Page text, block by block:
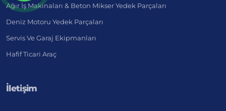
Ağır İş Makinaları & Beton Mikser Yedek Parçaları
Deniz Motoru Yedek Parçaları
Servis Ve Garaj Ekipmanları
Hafif Ticari Araç
İletişim